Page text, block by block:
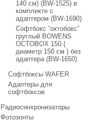
140 см) (BW-1525) в
комплекте с
адаптером (BW-1690)
Софтбокс ”октобокс”
груглый BOWENS
OCTOBOX 150 (
диаметр 150 см ) без
адаптера (BW-1650)
Софтбоксы WAFER
Адаптеры для
софтбоксов
Радиосинхронизаторы
Фотозонты